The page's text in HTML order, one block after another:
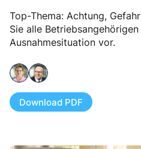
Top-Thema: Achtung,
Sie alle
Ausnahmesituation vor.
Download PDF